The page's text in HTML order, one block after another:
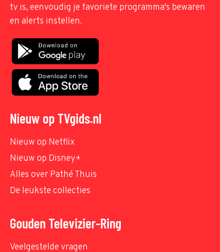
tv is, eenvoudig je favoriete programma's bewaren
en alerts instellen.
Nieuw op TVgids.nl
Nieuw op Netflix
Nieuw op Disney+
Alles over Pathé Thuis
De leukste collecties
Gouden Televizier-Ring
Veelgestelde vragen